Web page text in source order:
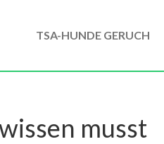
TSA-HUNDE GERUCH
musst